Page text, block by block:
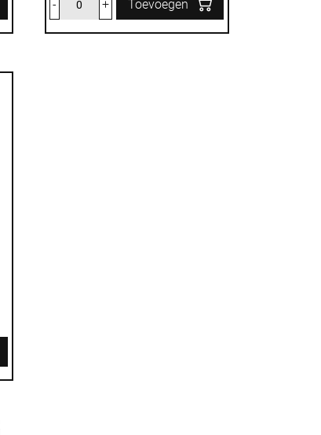
- + Toevoegen